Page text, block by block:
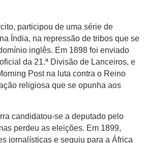
participou de uma série de
Índia, na repressão de tribos que se
inglês. Em 1898 foi enviado
da 21.ª Divisão de Lanceiros, e
Post na luta contra o Reino
religiosa que se opunha aos
candidatou-se a deputado pelo
perdeu as eleições. Em 1899,
jornalísticas e seguiu para a África